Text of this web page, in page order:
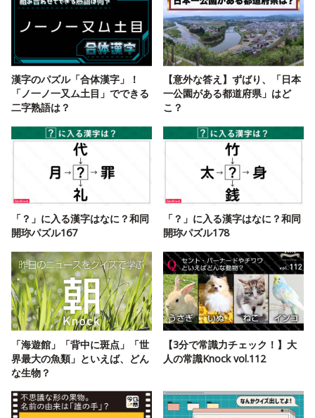
漢字のパズル「合体漢字」！
「ノ一ノ一又ム土目」でできる
二字熟語は？
【意外な答え】ずばり、「日本
一公園がある都道府県」はど
こ？
「？」に入る漢字はなに？和同
開珎パズル167
「？」に入る漢字はなに？和同
開珎パズル178
「海遊館」「背中に斑点」「世
界最大の魚類」といえば、どん
な生物？
【3分で常識力チェック！】大
人の常識Knock vol.112